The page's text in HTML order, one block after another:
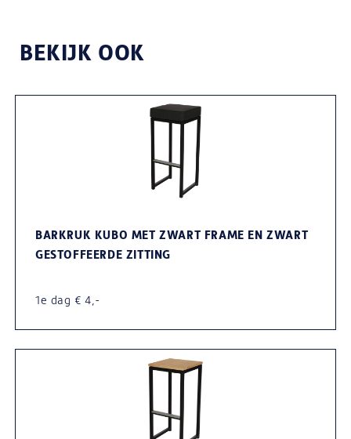
BEKIJK OOK
BARKRUK KUBO MET ZWART FRAME EN ZWART
GESTOFFEERDE ZITTING
1e dag € 4,-